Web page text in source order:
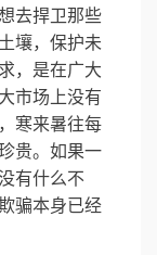
去捍卫那些
壤，保护未
，是在广大
市场上没有
寒来暑往每
贵。如果一
有什么不
骗本身已经